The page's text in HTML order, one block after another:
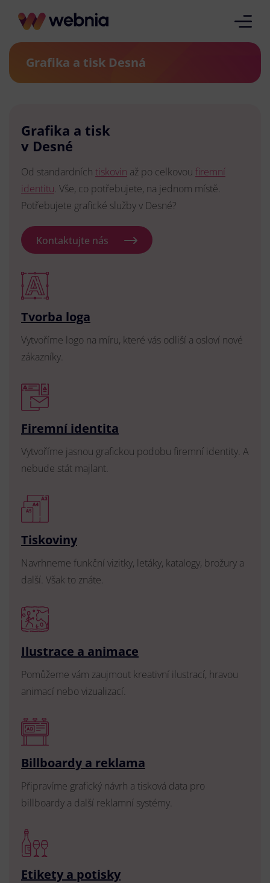
Grafika a tisk Desná
Grafika a tisk
v Desné
Od standardních tiskovin až po celkovou firemní
identitu. Vše, co potřebujete, na jednom místě.
Potřebujete grafické služby v Desné?
Kontaktujte nás
Tvorba loga
Vytvoříme logo na míru, které vás odliší a osloví nové
zákazníky.
Firemní identita
Vytvoříme jasnou grafickou podobu firemní identity. A
nebude stát majlant.
Tiskoviny
Navrhneme funkční vizitky, letáky, katalogy, brožury a
další. Však to znáte.
Ilustrace a animace
Pomůžeme vám zaujmout kreativní ilustrací, hravou
animací nebo vizualizací.
Billboardy a reklama
Připravíme grafický návrh a tisková data pro
billboardy a další reklamní systémy.
Etikety a potisky